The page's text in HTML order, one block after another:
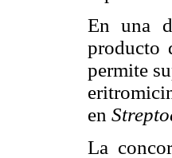
En una
producto
permite
en
La